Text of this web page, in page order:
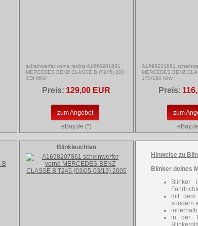
scheinwerfer vorne rechts A1698201861
MERCEDES BENZ CLASSE B (T245) 200
CDI MNV
Preis: 129,00 EUR
zum Angebot
eBay.de (*)
A1698201861
MERCEDES BENZ
170/180 Mnv
Preis:
zum
Blinkleuchten
Hinweise zu
Blinker deines
Blinker
mit dem
sondern
in der